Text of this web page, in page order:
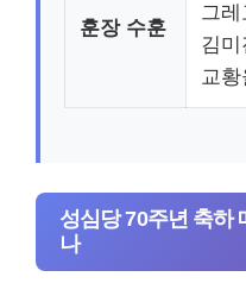
훈장 수훈
그
김
교
성심당 70주년 축하
나